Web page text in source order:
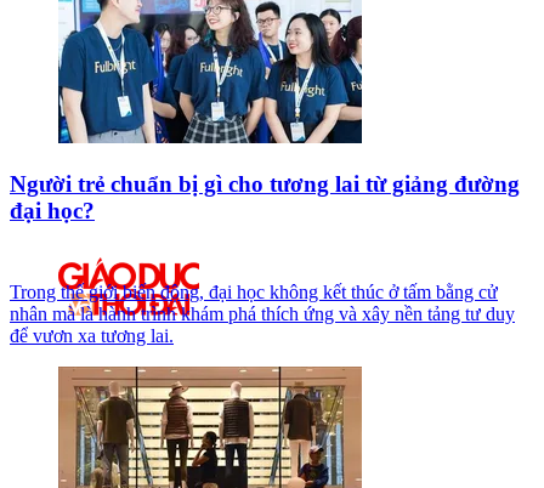
Người trẻ chuẩn bị gì cho tương lai từ giảng đường
đại học?
Trong thế giới biến động, đại học không kết thúc ở tấm bằng cử
nhân mà là hành trình khám phá thích ứng và xây nền tảng tư duy
để vươn xa tương lai.